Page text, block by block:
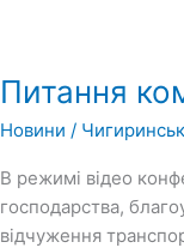
Питання
Новини /
В режимі відео
господарства,
відчуження
власності
на
засіданні
профільної
комісії